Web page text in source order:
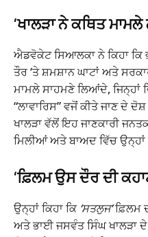
‘ਖਾਲੜਾ ਨੇ ਕਥਿਤ
ਐਡਵੋਕੇਟ ਸਿਆਲਕਾ ਨੇ ਕਿਹਾ ਕਿ
ਤੌਰ ‘ਤੇ ਸ਼ਮਸ਼ਾਨ ਘਾਟਾਂ ਅਤੇ
ਮਾਮਲੇ ਸਾਹਮਣੇ ਲਿਆਂਦੇ, ਜਿਨ੍ਹਾਂ
“ਲਾਵਾਰਿਸ” ਵਜੋਂ ਕੀਤੇ ਜਾਣ ਦੇ
ਖਾਲੜਾ ਵੱਲੋਂ ਇਹ ਜਾਣਕਾਰੀ
ਮਿਲੀਆਂ ਅਤੇ ਬਾਅਦ ਵਿੱਚ ਉਨ੍ਹਾਂ
‘ਫ਼ਿਲਮ ਉਸ ਦੌਰ ਦੀ
ਉਨ੍ਹਾਂ ਕਿਹਾ ਕਿ ‘ਸਤਲੁਜ’ਫ਼ਿਲਮ
ਅਤੇ ਭਾਈ ਜਸਵੰਤ ਸਿੰਘ ਖਾਲੜਾ